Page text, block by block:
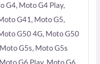
G4, Moto G4 Play,
G41, Moto G5,
G50 4G, Moto G50
G5s, Moto G5s
G6 Play, Moto G6